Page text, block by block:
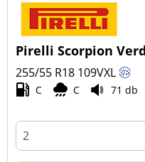
Pirelli Scorpion
255/55 R18 109VXL
C C 71 db